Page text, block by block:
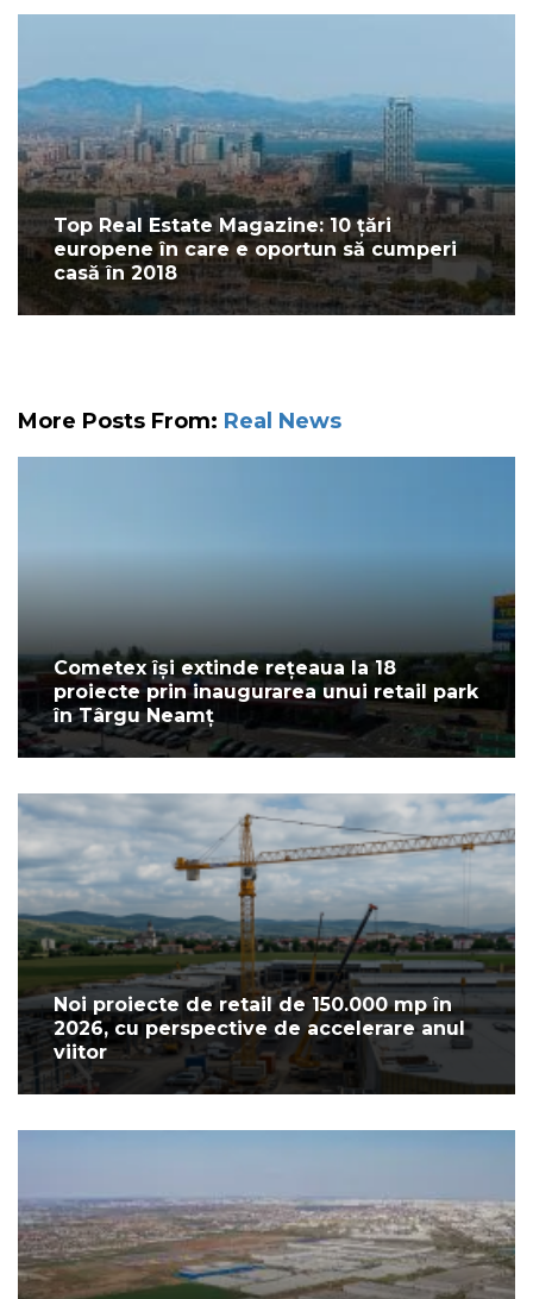
Top Real Estate Magazine: 10 țări
europene în care e oportun să cumperi
casă în 2018
More Posts From: Real News
Cometex își extinde rețeaua la 18
proiecte prin inaugurarea unui retail park
în Târgu Neamț
Noi proiecte de retail de 150.000 mp în
2026, cu perspective de accelerare anul
viitor